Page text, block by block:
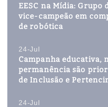
EESC na Mídia: Grupo
vice-campeão em
de robótica
24-Jul
Campanha educativa,
permanência são
de Inclusão e
24-Jul